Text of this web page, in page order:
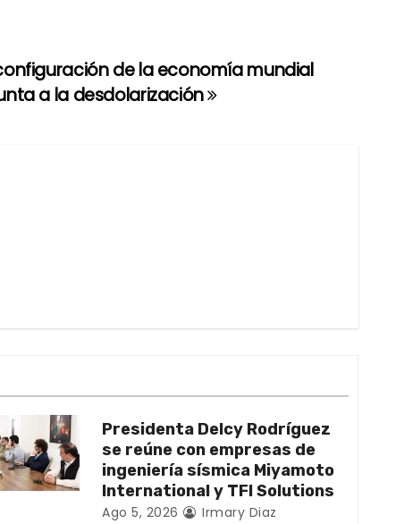
de la economía mundial
a la desdolarización
Presidenta Delcy Rodríguez
se reúne con empresas de
ingeniería sísmica Miyamoto
International y TFI Solutions
Ago 5, 2026 Irmary Diaz